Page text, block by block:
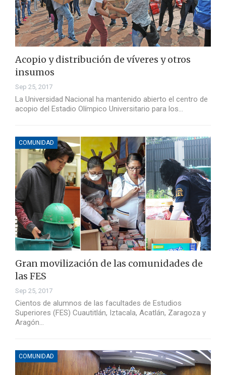
Acopio y distribución de víveres y otros
insumos
Sep 25, 2017
La Universidad Nacional ha mantenido abierto el centro de
acopio del Estadio Olímpico Universitario para los…
COMUNIDAD
Gran movilización de las comunidades de
las FES
Sep 25, 2017
Cientos de alumnos de las facultades de Estudios
Superiores (FES) Cuautitlán, Iztacala, Acatlán, Zaragoza y
Aragón…
COMUNIDAD